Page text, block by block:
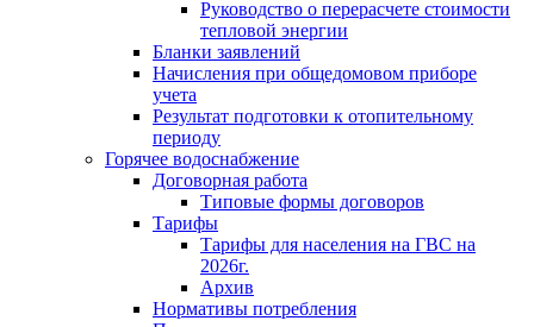
Руководство о перерасчете стоимости
тепловой энергии
Бланки заявлений
Начисления при общедомовом приборе
учета
Результат подготовки к отопительному
периоду
Горячее водоснабжение
Договорная работа
Типовые формы договоров
Тарифы
Тарифы для населения на ГВС на
2026г.
Архив
Нормативы потребления